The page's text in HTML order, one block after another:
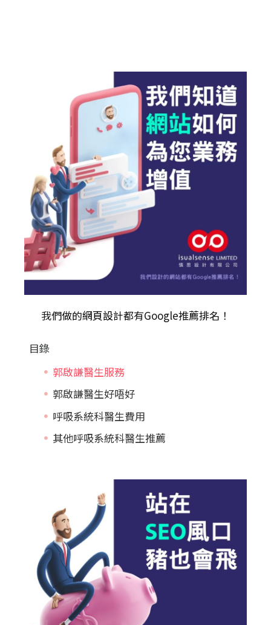
我們做的網頁設計都有Google推薦排名！
目錄
郭啟謙醫生服務
郭啟謙醫生好唔好
呼吸系統科醫生費用
其他呼吸系統科醫生推薦